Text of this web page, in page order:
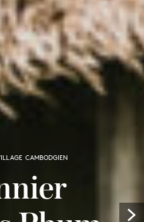
CAMBODGIEN